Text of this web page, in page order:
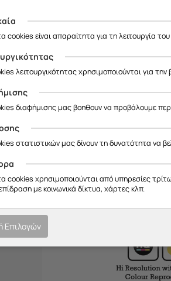
Θήκες από σιλικόνη με εκτύπωση
cookies είναι απαραίτητα για τη λειτουργία
λειτουργικότητας χρησιμοποιούνται για
διαφήμισης μας βοηθουν να προβάλουμε
στατιστικών μας δίνουν τη δυνατότητα να
cookies χρησιμοποιούνται από υπηρεσίες
με κοινωνικά δίκτυα, χάρτες κλπ.
Επιλογών